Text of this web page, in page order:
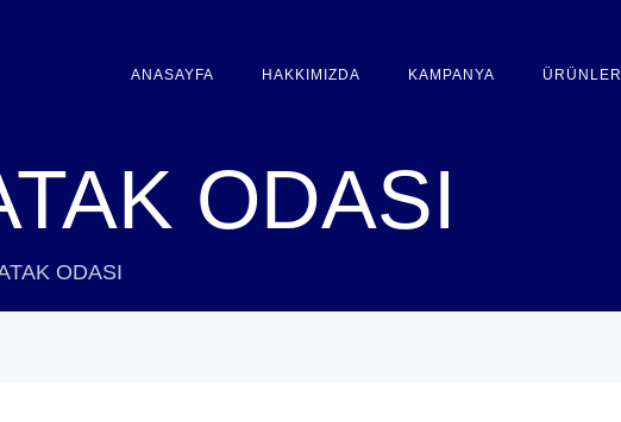
ANASAYFA HAKKIMIZDA KAMPANYA ÜRÜNLER
ODASI
ODASI